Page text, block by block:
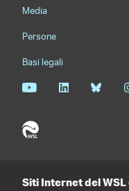
Media
Persone
Basi legali
Siti Internet del WSL